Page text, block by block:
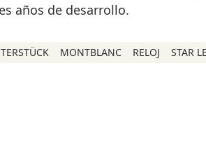
años de desarrollo.
MONTBLANC RELOJ STAR